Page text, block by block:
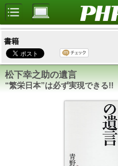
書籍
松下幸之助の遺言
“繁栄日本”は必ず実現できる!!